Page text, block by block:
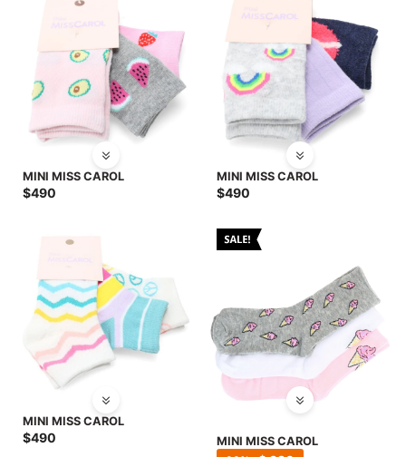
MINI MISS CAROL
$490
MINI MISS CAROL
$490
MINI MISS CAROL
$490 MINI MISS CAROL